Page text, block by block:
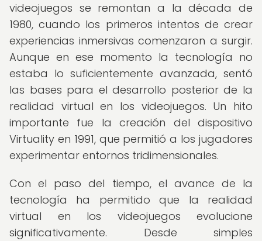
videojuegos se remontan a la década de
1980, cuando los primeros intentos de crear
experiencias inmersivas comenzaron a surgir.
Aunque en ese momento la tecnología no
estaba lo suficientemente avanzada, sentó
las bases para el desarrollo posterior de la
realidad virtual en los videojuegos. Un hito
importante fue la creación del dispositivo
Virtuality en 1991, que permitió a los jugadores
experimentar entornos tridimensionales.
Con el paso del tiempo, el avance de la
tecnología ha permitido que la realidad
virtual en los videojuegos evolucione
significativamente. Desde simples